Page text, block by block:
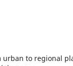
urban to regional